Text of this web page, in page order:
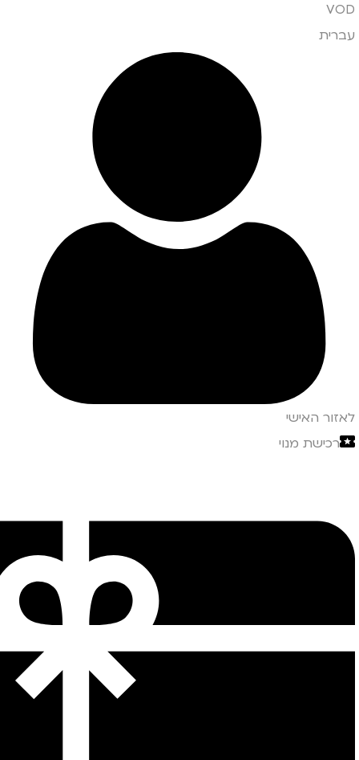
VOD
עברית
לאזור האישי
רכישת מנוי